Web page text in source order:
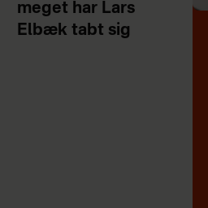
meget har Lars
Elbæk tabt sig